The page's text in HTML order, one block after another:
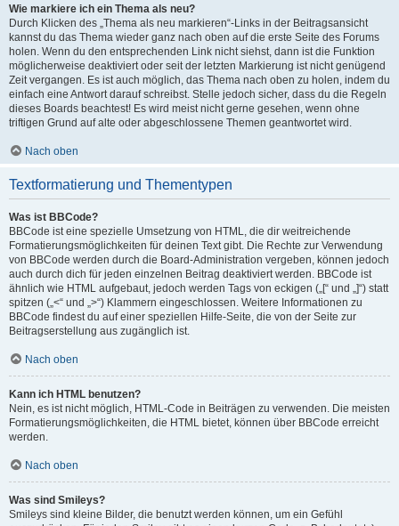
Wie markiere ich ein Thema als neu?
Durch Klicken des „Thema als neu markieren“-Links in der Beitragsansicht
kannst du das Thema wieder ganz nach oben auf die erste Seite des Forums
holen. Wenn du den entsprechenden Link nicht siehst, dann ist die Funktion
möglicherweise deaktiviert oder seit der letzten Markierung ist nicht genügend
Zeit vergangen. Es ist auch möglich, das Thema nach oben zu holen, indem du
einfach eine Antwort darauf schreibst. Stelle jedoch sicher, dass du die Regeln
dieses Boards beachtest! Es wird meist nicht gerne gesehen, wenn ohne
triftigen Grund auf alte oder abgeschlossene Themen geantwortet wird.
Nach oben
Textformatierung und Thementypen
Was ist BBCode?
BBCode ist eine spezielle Umsetzung von HTML, die dir weitreichende
Formatierungsmöglichkeiten für deinen Text gibt. Die Rechte zur Verwendung
von BBCode werden durch die Board-Administration vergeben, können jedoch
auch durch dich für jeden einzelnen Beitrag deaktiviert werden. BBCode ist
ähnlich wie HTML aufgebaut, jedoch werden Tags von eckigen („[“ und „]“) statt
spitzen („<“ und „>“) Klammern eingeschlossen. Weitere Informationen zu
BBCode findest du auf einer speziellen Hilfe-Seite, die von der Seite zur
Beitragserstellung aus zugänglich ist.
Nach oben
Kann ich HTML benutzen?
Nein, es ist nicht möglich, HTML-Code in Beiträgen zu verwenden. Die meisten
Formatierungsmöglichkeiten, die HTML bietet, können über BBCode erreicht
werden.
Nach oben
Was sind Smileys?
Smileys sind kleine Bilder, die benutzt werden können, um ein Gefühl